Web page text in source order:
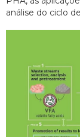
análise do ciclo